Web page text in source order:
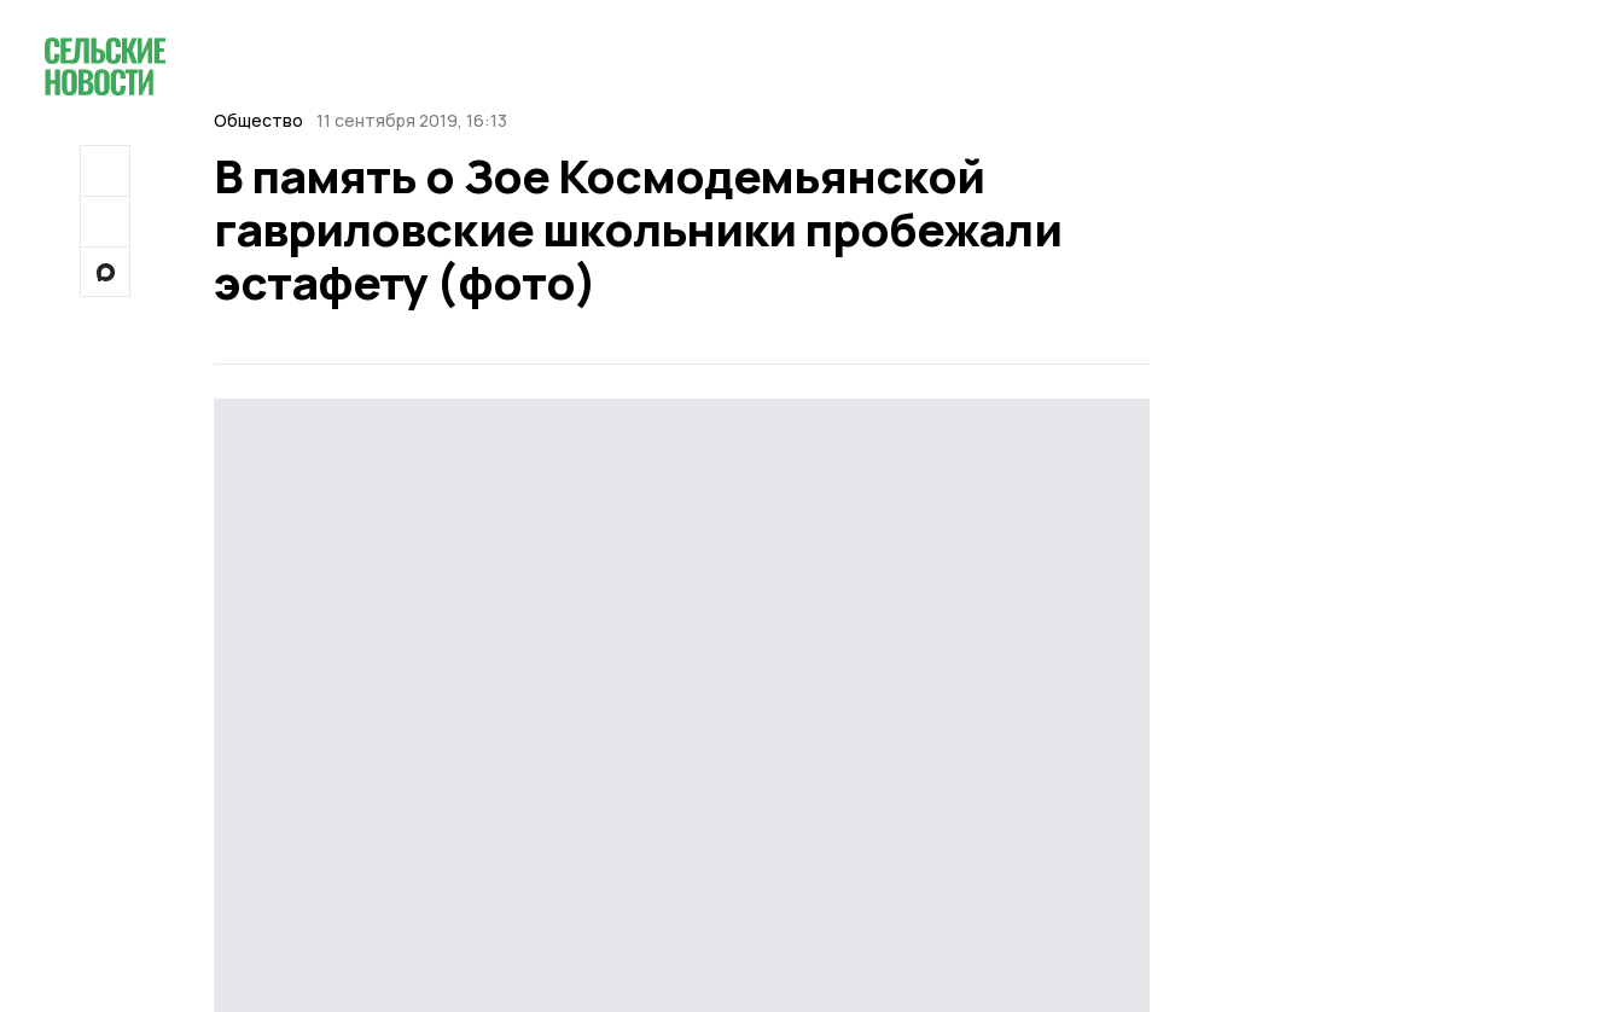
Общество 11 сентября 2019, 16:13
В память о Зое Космодемьянской
гавриловские школьники пробежали
эстафету (фото)